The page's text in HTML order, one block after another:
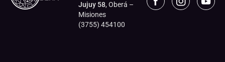
Jujuy 58, Oberá –
Misiones
(3755) 454100